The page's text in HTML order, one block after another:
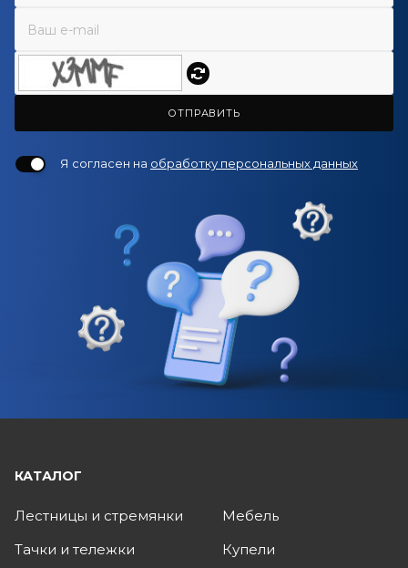
ОТПРАВИТЬ
Я согласен на обработку персональных данных
КАТАЛОГ
Лестницы и стремянки
Тачки и тележки
Мебель
Купели